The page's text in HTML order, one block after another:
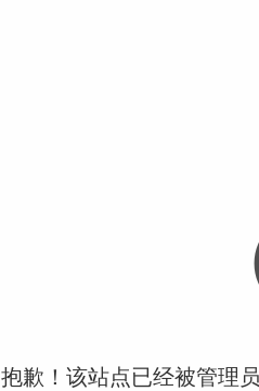
抱歉！该站点已经被管理